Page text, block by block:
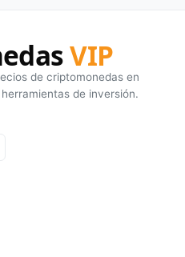
VIP
de criptomonedas en
de inversión.